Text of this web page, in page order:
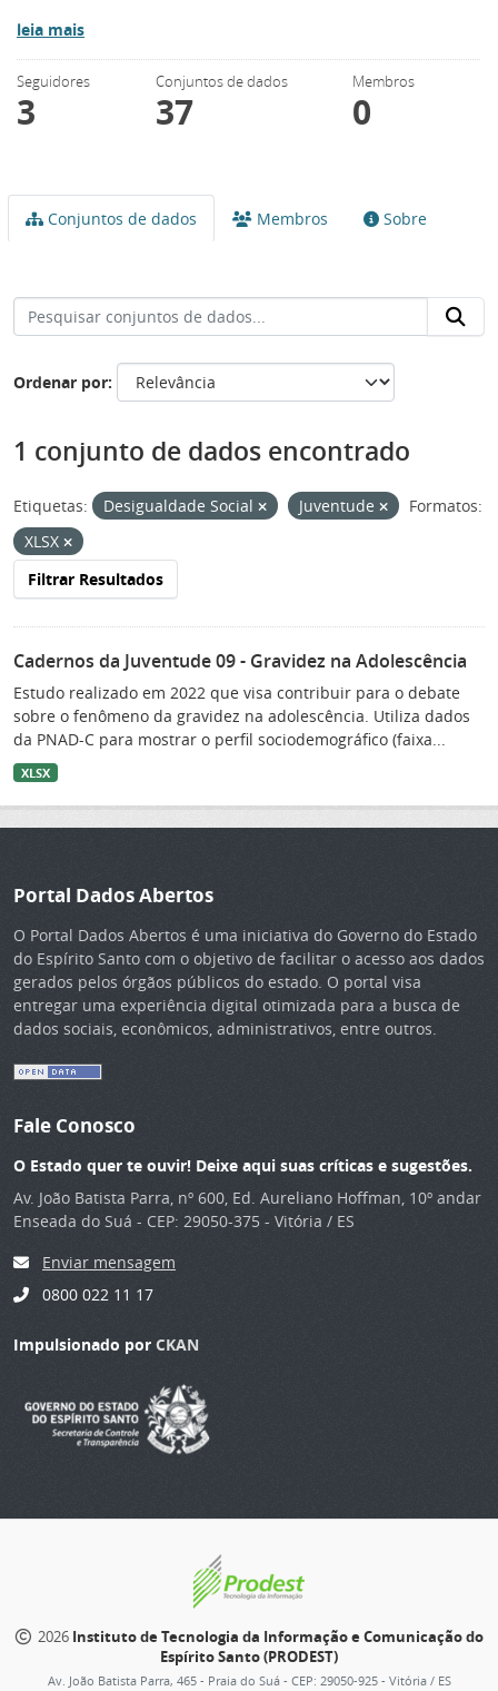
leia mais
Seguidores
3
Conjuntos de dados
37
Membros
0
Conjuntos de dados Membros Sobre
Ordenar por
1 conjunto de dados encontrado
Etiquetas: Desigualdade Social Juventude
Formatos:
XLSX
Filtrar Resultados
Cadernos da Juventude 09 - Gravidez na Adolescência
Estudo realizado em 2022 que visa contribuir para o debate
sobre o fenômeno da gravidez na adolescência. Utiliza dados
da PNAD-C para mostrar o perfil sociodemográfico (faixa...
XLSX
Portal Dados Abertos
O Portal Dados Abertos é uma iniciativa do Governo do Estado
do Espírito Santo com o objetivo de facilitar o acesso aos dados
gerados pelos órgãos públicos do estado. O portal visa
entregar uma experiência digital otimizada para a busca de
dados sociais, econômicos, administrativos, entre outros.
Fale Conosco
O Estado quer te ouvir! Deixe aqui suas críticas e sugestões.
Av. João Batista Parra, nº 600, Ed. Aureliano Hoffman, 10º andar
Enseada do Suá - CEP: 29050-375 - Vitória / ES
Enviar mensagem
0800 022 11 17
Impulsionado por CKAN
2026 Instituto de Tecnologia da Informação e Comunicação do
Espírito Santo (PRODEST)
Av. João Batista Parra, 465 - Praia do Suá - CEP: 29050-925 - Vitória / ES